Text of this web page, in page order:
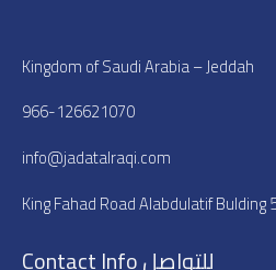
Kingdom of Saudi Arabia – Jeddah
966-126621070
info@jadatalraqi.com
King Fahad Road Alabdulatif Bulding
Contact Info للتواصل